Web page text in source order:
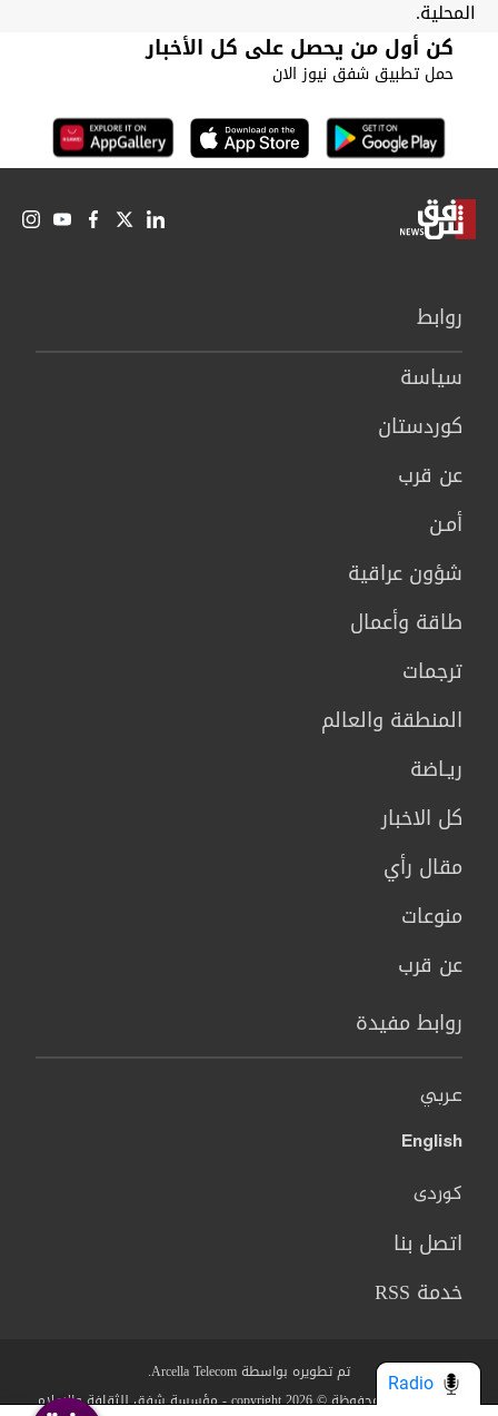
المحلية.
كن أول من يحصل على كل الأخبار
حمل تطبيق شفق نيوز الان
روابط
سیاسة
كوردستان
عن قرب
أمـن
شؤون عراقية
طاقة وأعمال
ترجمات
المنطقة والعالم
ريـاضة
كل الاخبار
مقال رأي
منوعات
عن قرب
روابط مفيدة
عربي
English
کوردی
اتصل بنا
خدمة RSS
تم تطويره بواسطة Arcella Telecom.
جميع الحقوق محفوظة © copyright 2026 - مؤسسة شفق للثقافة والاعلام
Radio